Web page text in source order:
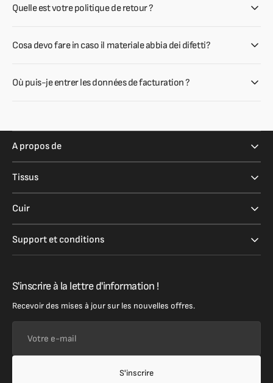
Quelle est votre politique de retour ?
Cosa devo fare in caso il materiale abbia dei difetti?
Où puis-je entrer les données de facturation ?
A propos de
Tissus
Cuir
Support et conditions
S'inscrire à la lettre d'information !
Recevoir des mises à jour sur les nouvelles offres.
mail
S'inscrire